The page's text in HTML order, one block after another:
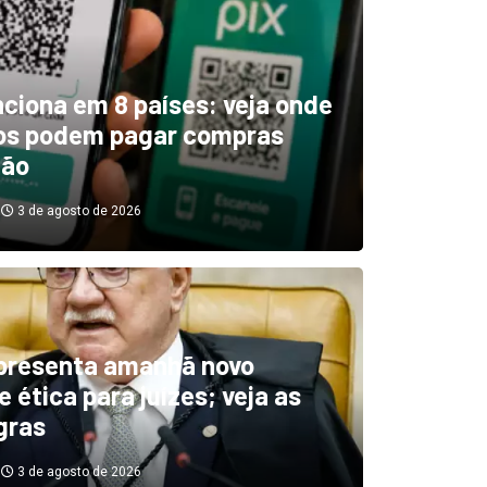
indica El Niño
diminuindo chuvas e
secas de rios
3 de agosto de 2026
em 8 países: veja onde
podem pagar compras
3 de agosto de 2026
amanhã novo
ética para juízes; veja as
3 de agosto de 2026